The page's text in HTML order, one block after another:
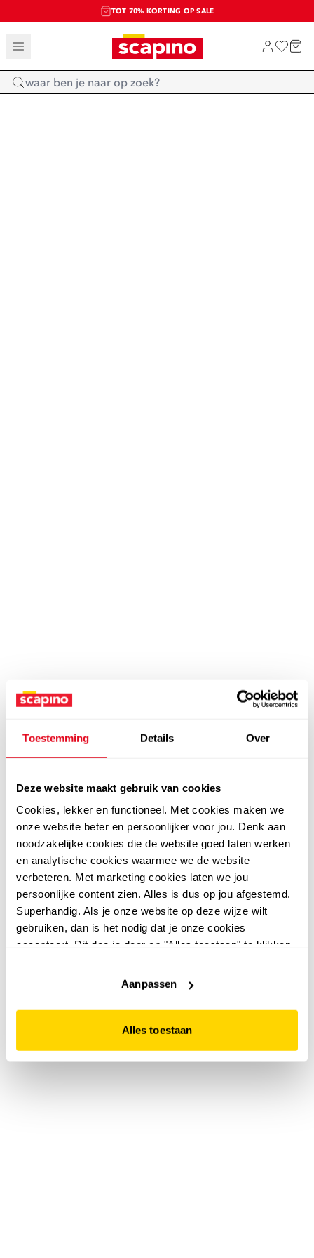
Toestemming Details Over
Deze website maakt gebruik van cookies
Cookies, lekker en functioneel. Met cookies maken we
onze website beter en persoonlijker voor jou. Denk aan
noodzakelijke cookies die de website goed laten werken
en analytische cookies waarmee we de website
verbeteren. Met marketing cookies laten we jou
persoonlijke content zien. Alles is dus op jou afgestemd.
Superhandig. Als je onze website op deze wijze wilt
gebruiken, dan is het nodig dat je onze cookies
accepteert. Dit doe je door op "Alles toestaan" te klikken.
website niet optimaal functioneert.
Aanpassen
Alles toestaan
TOT 70% KORTING OP SALE
SALE: LAATSTE KANS!
SHOP NIEUW
Home